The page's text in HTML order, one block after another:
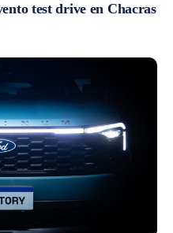
test drive en Chacras